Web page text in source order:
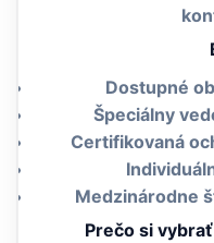
Dostupné
Špeciálny
Certifikovaná
Medzinárodne
Prečo si